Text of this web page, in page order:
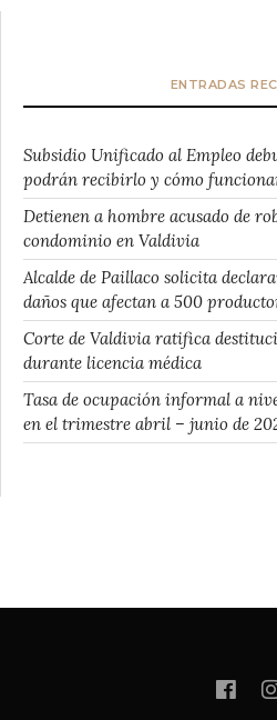
ENTRADAS
Subsidio Unificado al Empleo
podrán recibirlo y cómo
Detienen a hombre acusado de
condominio en Valdivia
Alcalde de Paillaco solicita
daños que afectan a 500
Corte de Valdivia ratifica
durante licencia médica
Tasa de ocupación informal a
en el trimestre abril – junio de